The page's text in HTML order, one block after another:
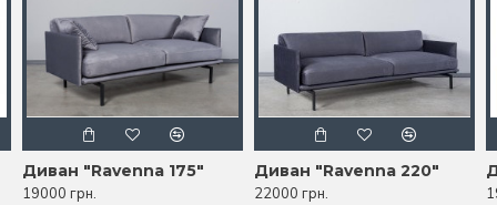
Диван "Ravenna 175"
19000 грн.
Диван "Ravenna 220"
22000 грн.